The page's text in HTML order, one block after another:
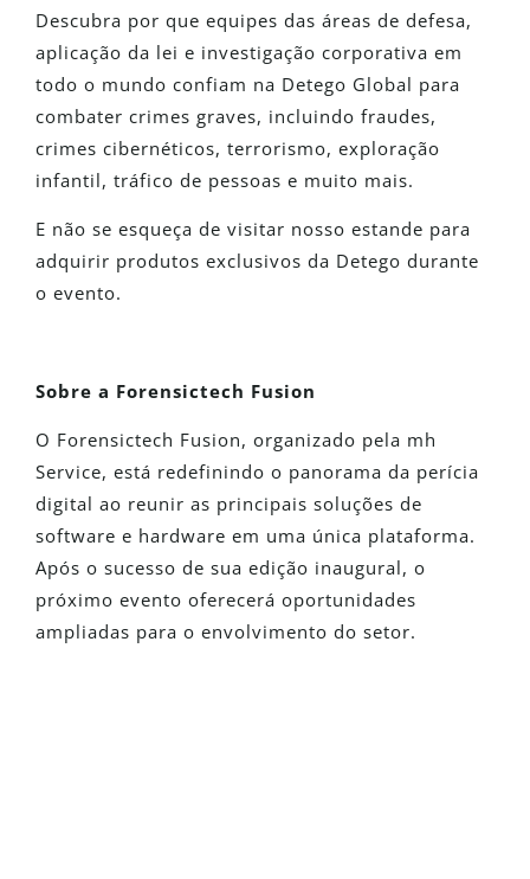
Descubra por que equipes das áreas de defesa,
aplicação da lei e investigação corporativa em
todo o mundo confiam na Detego Global para
combater crimes graves, incluindo fraudes,
crimes cibernéticos, terrorismo, exploração
infantil, tráfico de pessoas e muito mais.
E não se esqueça de visitar nosso estande para
adquirir produtos exclusivos da Detego durante
o evento.
Sobre a Forensictech Fusion
O Forensictech Fusion, organizado pela mh
Service, está redefinindo o panorama da perícia
digital ao reunir as principais soluções de
software e hardware em uma única plataforma.
Após o sucesso de sua edição inaugural, o
próximo evento oferecerá oportunidades
ampliadas para o envolvimento do setor.